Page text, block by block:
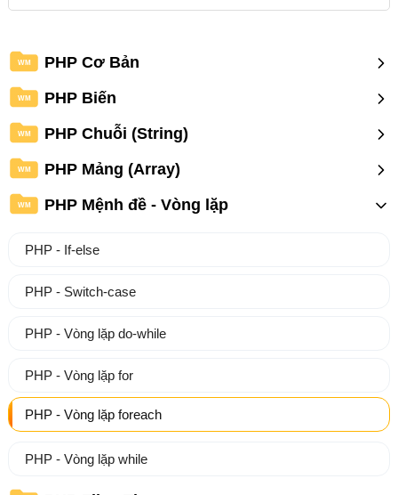
WM PHP Cơ Bản
WM PHP Biến
WM PHP Chuỗi (String)
WM PHP Mảng (Array)
WM PHP Mệnh đề - Vòng lặp
PHP - If-else
PHP - Switch-case
PHP - Vòng lặp do-while
PHP - Vòng lặp for
PHP - Vòng lặp foreach
PHP - Vòng lặp while